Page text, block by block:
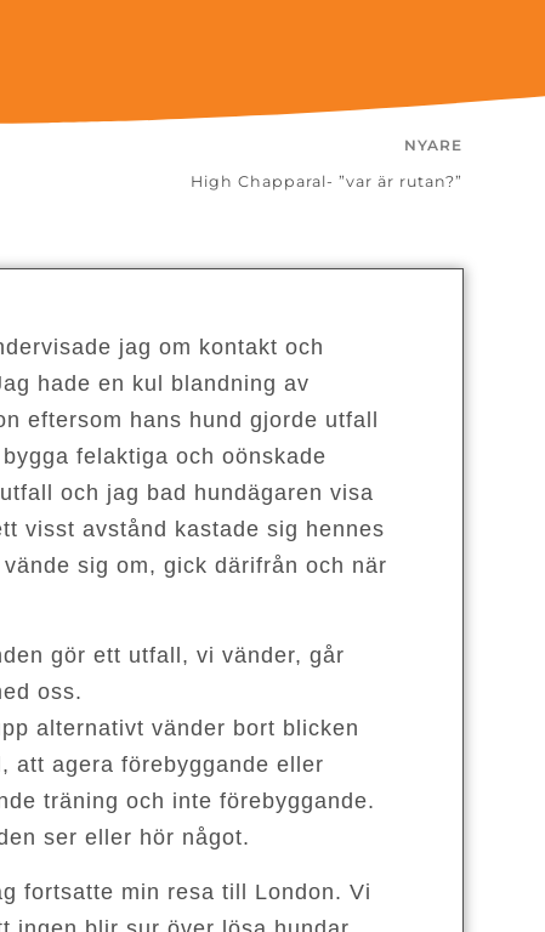
NYARE
High Chapparal- ”var är rutan?”
jag om kontakt och
hade en kul blandning av
eftersom hans hund gjorde utfall
felaktiga och oönskade
och jag bad hundägaren visa
visst avstånd kastade sig hennes
sig om, gick därifrån och när
gör ett utfall, vi vänder, går
oss.
alternativt vänder bort blicken
att agera förebyggande eller
träning och inte förebyggande.
ser eller hör något.
fortsatte min resa till London. Vi